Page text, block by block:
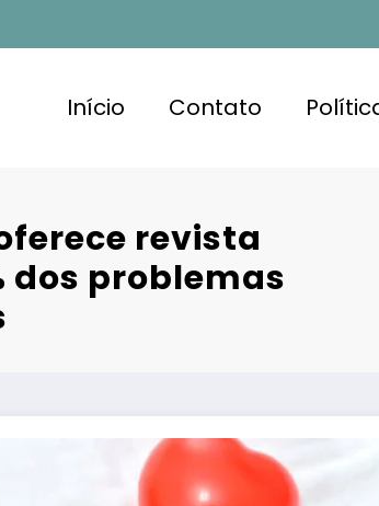
Início Contato
revista
dos problemas